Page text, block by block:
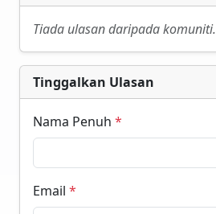
Tiada ulasan daripada komuniti.
Tinggalkan Ulasan
Nama Penuh *
Email *